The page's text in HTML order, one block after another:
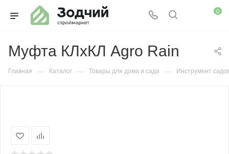
0
Муфта КЛхКЛ Agro Rain
Главная — Каталог — Товары для дома и сада — Инструмент